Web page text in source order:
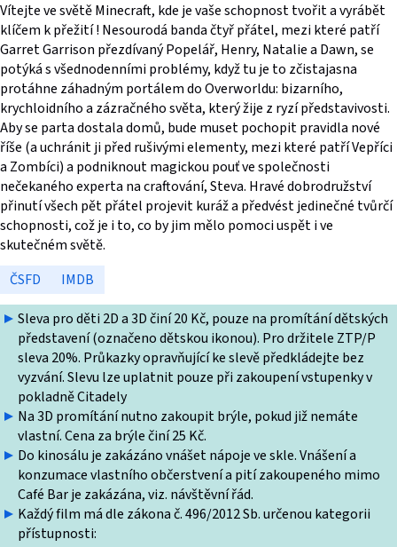
Sleva pro děti 2D a 3D činí 20 Kč, pouze na promítání dětských
představení (označeno dětskou ikonou). Pro držitele ZTP/P
sleva 20%. Průkazky opravňující ke slevě předkládejte bez
vyzvání. Slevu lze uplatnit pouze při zakoupení vstupenky v
pokladně Citadely
Na 3D promítání nutno zakoupit brýle, pokud již nemáte
vlastní. Cena za brýle činí 25 Kč.
Do kinosálu je zakázáno vnášet nápoje ve skle. Vnášení a
konzumace vlastního občerstvení a pití zakoupeného mimo
Café Bar je zakázána, viz. návštěvní řád.
Každý film má dle zákona č. 496/2012 Sb. určenou kategorii
přístupnosti:
Vítejte ve světě Minecraft, kde je vaše schopnost tvořit a vyrábět
klíčem k přežití ! Nesourodá banda čtyř přátel, mezi které patří
Garret Garrison přezdívaný Popelář, Henry, Natalie a Dawn, se
potýká s všednodenními problémy, když tu je to zčistajasna
protáhne záhadným portálem do Overworldu: bizarního,
krychloidního a zázračného světa, který žije z ryzí představivosti.
Aby se parta dostala domů, bude muset pochopit pravidla nové
říše (a uchránit ji před rušivými elementy, mezi které patří Vepříci
a Zombíci) a podniknout magickou pouť ve společnosti
nečekaného experta na craftování, Steva. Hravé dobrodružství
přinutí všech pět přátel projevit kuráž a předvést jedinečné tvůrčí
schopnosti, což je i to, co by jim mělo pomoci uspět i ve
skutečném světě.
ČSFD
IMDB